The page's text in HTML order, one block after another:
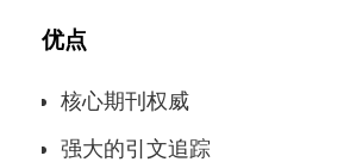
优点
核心期刊权威
强大的引文追踪